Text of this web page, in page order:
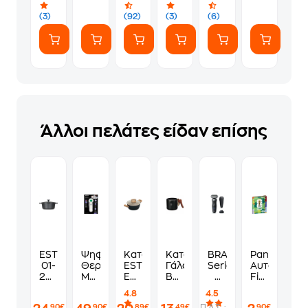
(3) (92)
Αυτοκόλλητα)
(3) (6)
Άλλοι πελάτες είδαν επίσης
ESTIA
01-
28459
Ψηφιακό
Θερμόμετρο
Μετώπου
BNT400WE
Κατσαρόλα
ESTIA
EARTH
20
4.8
Κατσαρολάκι
Γάλακτος
BERLINGER
BRAUN
Series
7
G1200S
4.5
Panini
Fifa